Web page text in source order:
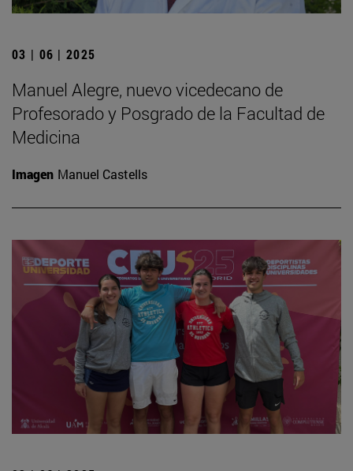
03 | 06 | 2025
Manuel Alegre, nuevo vicedecano de
Profesorado y Posgrado de la Facultad de
Medicina
Imagen Manuel Castells